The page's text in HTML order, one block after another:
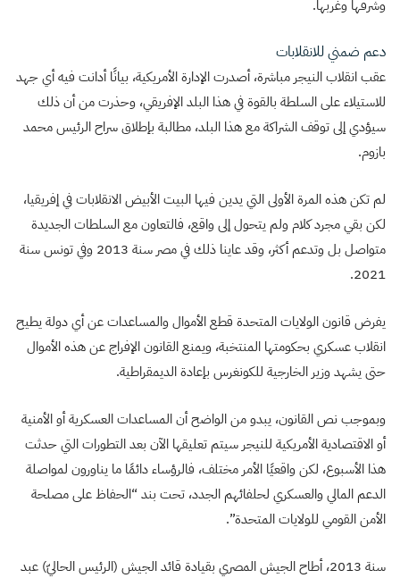
وشرقها وغربها.
دعم ضمني للانقلابات
عقب انقلاب النيجر مباشرة، أصدرت الإدارة الأمريكية، بيانًا أدانت فيه أي جهد
للاستيلاء على السلطة بالقوة في هذا البلد الإفريقي، وحذرت من أن ذلك
سيؤدي إلى توقف الشراكة مع هذا البلد، مطالبة بإطلاق سراح الرئيس محمد
بازوم.
لم تكن هذه المرة الأولى التي يدين فيها البيت الأبيض الانقلابات في إفريقيا،
لكن بقي مجرد كلام ولم يتحول إلى واقع، فالتعاون مع السلطات الجديدة
متواصل بل وتدعم أكثر، وقد عاينا ذلك في مصر سنة 2013 وفي تونس سنة
2021.
يفرض قانون الولايات المتحدة قطع الأموال والمساعدات عن أي دولة يطيح
انقلاب عسكري بحكومتها المنتخبة، ويمنع القانون الإفراج عن هذه الأموال
حتى يشهد وزير الخارجية للكونغرس بإعادة الديمقراطية.
وبموجب نص القانون، يبدو من الواضح أن المساعدات العسكرية أو الأمنية
أو الاقتصادية الأمريكية للنيجر سيتم تعليقها الآن بعد التطورات التي حدثت
هذا الأسبوع، لكن واقعيًا الأمر مختلف، فالرؤساء دائمًا ما يناورون لمواصلة
الدعم المالي والعسكري لحلفائهم الجدد، تحت بند “الحفاظ على مصلحة
الأمن القومي للولايات المتحدة”.
سنة 2013، أطاح الجيش المصري بقيادة قائد الجيش (الرئيس الحاليّ) عبد